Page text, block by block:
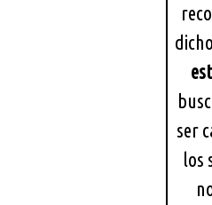
ser
los